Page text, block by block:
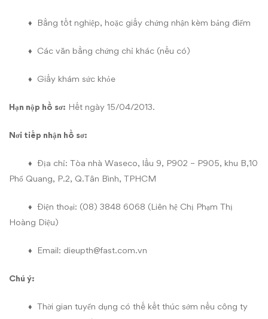
♦ Bằng tốt nghiệp, hoặc giấy chứng nhận kèm bảng điểm
♦ Các văn bằng chứng chỉ khác (nếu có)
♦ Giấy khám sức khỏe
Hạn nộp hồ sơ: Hết ngày 15/04/2013.
Nơi tiếp nhận hồ sơ:
♦ Địa chỉ: Tòa nhà Waseco, lầu 9, P902 – P905, khu B,10
Phổ Quang, P.2, Q.Tân Bình, TPHCM
♦ Điện thoại: (08) 3848 6068 (Liên hệ Chị Phạm Thị
Hoàng Diệu)
♦ Email: dieupth@fast.com.vn
Chú ý:
♦ Thời gian tuyển dụng có thế kết thúc sớm nếu công ty